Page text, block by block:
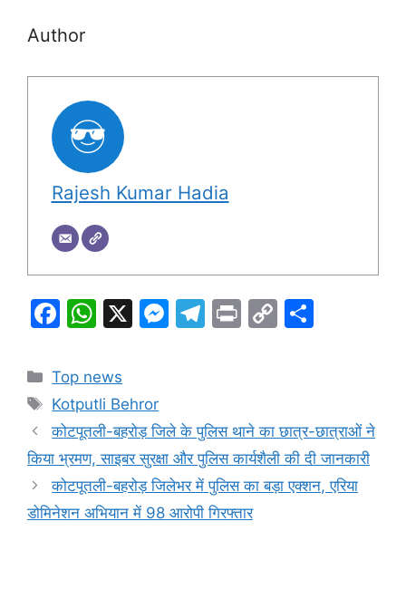
Author
Rajesh Kumar Hadia
F
c
e
b
o
o
k
W
at
s
A
p
p
X
M
e
n
g
er
T
a
m
Pr C
Li
n
k
Categories
Top news
Tags
Kotputli Behror
कोटपूतली-बहरोड़ जिले के पुलिस थाने का छात्र-छात्राओं ने
किया भ्रमण, साइबर सुरक्षा और पुलिस कार्यशैली की दी जानकारी
कोटपूतली-बहरोड़ जिलेभर में पुलिस का बड़ा एक्शन, एरिया
डोमिनेशन अभियान में 98 आरोपी गिरफ्तार